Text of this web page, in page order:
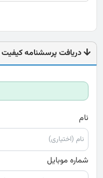
دریافت پرسشنامه
نام
شماره موبایل